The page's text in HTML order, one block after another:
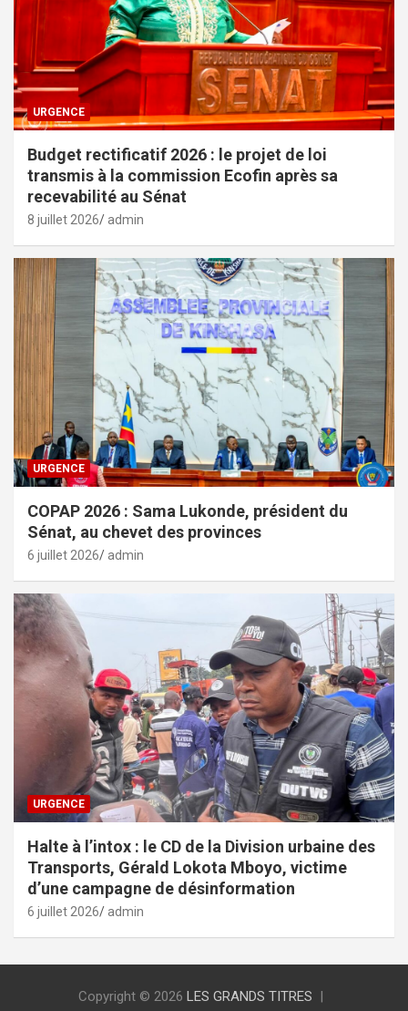
URGENCE
Budget rectificatif 2026 : le projet de loi
transmis à la commission Ecofin après sa
recevabilité au Sénat
8 juillet 2026 admin
URGENCE
COPAP 2026 : Sama Lukonde, président du
Sénat, au chevet des provinces
6 juillet 2026 admin
URGENCE
Halte à l’intox : le CD de la Division urbaine des
Transports, Gérald Lokota Mboyo, victime
d’une campagne de désinformation
6 juillet 2026 admin
Copyright © 2026 LES GRANDS TITRES